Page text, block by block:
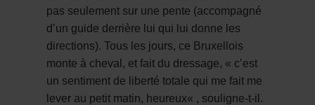
pas seulement sur une pente (accompagné
d’un guide derrière lui qui lui donne les
directions). Tous les jours, ce Bruxellois
monte à cheval, et fait du dressage, « c’est
un sentiment de liberté totale qui me fait me
lever au petit matin, heureux« , souligne-t-il.